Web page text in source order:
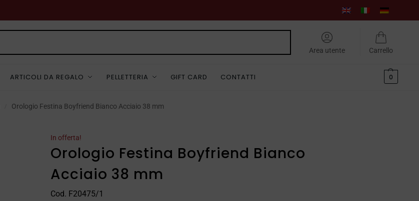
Area utente Carrello
ARTICOLI DA REGALO PELLETTERIA GIFT CARD CONTATTI 0
Orologio Festina Boyfriend Bianco Acciaio 38 mm
In offerta!
Orologio Festina Boyfriend Bianco
Acciaio 38 mm
Cod. F20475/1